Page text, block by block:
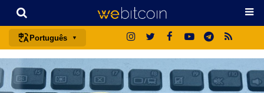
Português
english